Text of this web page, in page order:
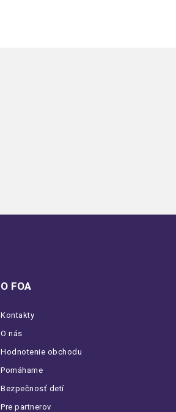
O FOA
Kontakty
O nás
Hodnotenie obchodu
Pomáhame
Bezpečnosť detí
Pre partnerov